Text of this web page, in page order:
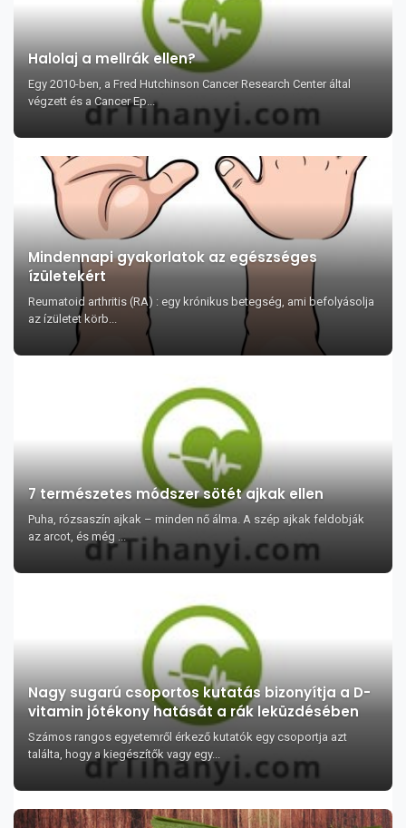
Halolaj a mellrák ellen?
Egy 2010-ben, a Fred Hutchinson Cancer Research Center által
végzett és a Cancer Ep...
Mindennapi gyakorlatok az egészséges
ízületekért
Reumatoid arthritis (RA) : egy krónikus betegség, ami befolyásolja
az ízületet körb...
7 természetes módszer sötét ajkak ellen
Puha, rózsaszín ajkak – minden nő álma. A szép ajkak feldobják
az arcot, és még ...
Nagy sugarú csoportos kutatás bizonyítja a D-
vitamin jótékony hatását a rák leküzdésében
Számos rangos egyetemről érkező kutatók egy csoportja azt
találta, hogy a kiegészítők vagy egy...